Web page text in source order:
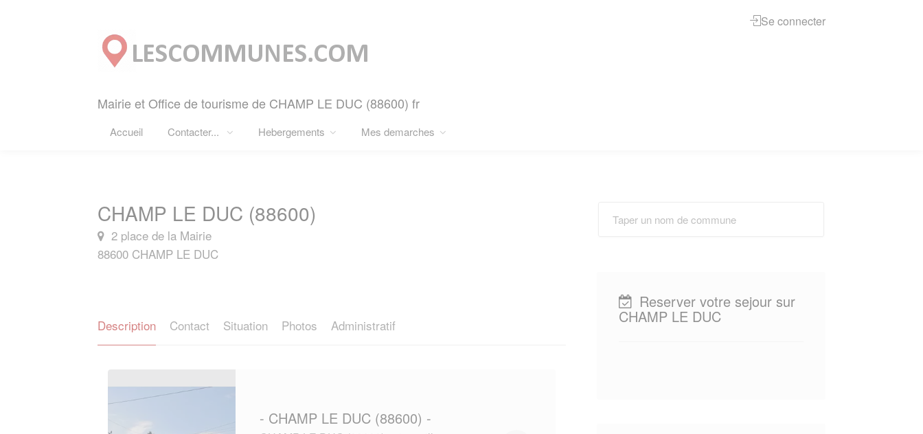
Mairie et Office de tourisme de CHAMP LE DUC (88600) fr
Accueil Contacter... Hebergements Mes demarches
Se connecter
CHAMP LE DUC (88600)
2 place de la Mairie
88600 CHAMP LE DUC
Description Contact Situation Photos Administratif
- CHAMP LE DUC (88600) -
Reserver votre sejour sur
CHAMP LE DUC